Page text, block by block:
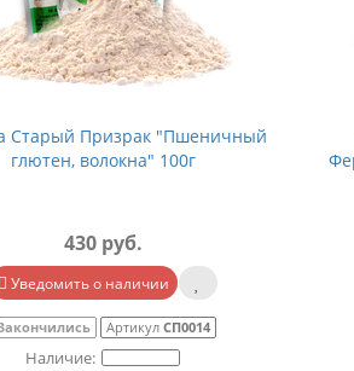
Старый Призрак "Пшеничный
глютен, волокна" 100г
430 руб.
Уведомить о наличии
Артикул СП0014